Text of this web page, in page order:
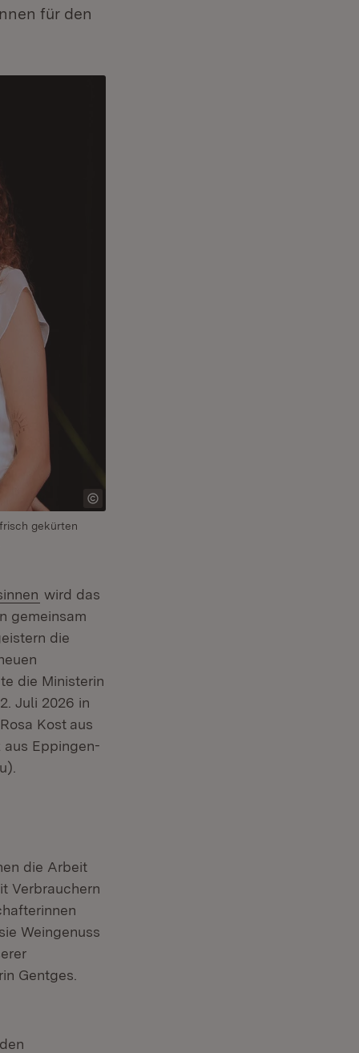
für den
gekürten
(Öffnet in neuem Fenster)
wird das
gemeinsam
neuem Fenster)
die
die Ministerin
2. Juli 2026 in
Kost aus
aus Eppingen-
die Arbeit
Verbrauchern
Weingenuss
Gentges.